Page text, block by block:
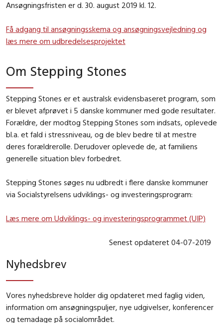
Ansøgningsfristen er d. 30. august 2019 kl. 12.
Få adgang til ansøgningsskema og ansøgningsvejledning og
læs mere om udbredelsesprojektet
Om Stepping Stones
Stepping Stones er et australsk evidensbaseret program, som
er blevet afprøvet i 5 danske kommuner med gode resultater.
Forældre, der modtog Stepping Stones som indsats, oplevede
bl.a. et fald i stressniveau, og de blev bedre til at mestre
deres forældrerolle. Derudover oplevede de, at familiens
generelle situation blev forbedret.
Stepping Stones søges nu udbredt i flere danske kommuner
via Socialstyrelsens udviklings- og investeringsprogram:
Læs mere om Udviklings- og investeringsprogrammet (UIP)
Senest opdateret 04-07-2019
Nyhedsbrev
Vores nyhedsbreve holder dig opdateret med faglig viden,
information om ansøgningspuljer, nye udgivelser, konferencer
og temadage på socialområdet.